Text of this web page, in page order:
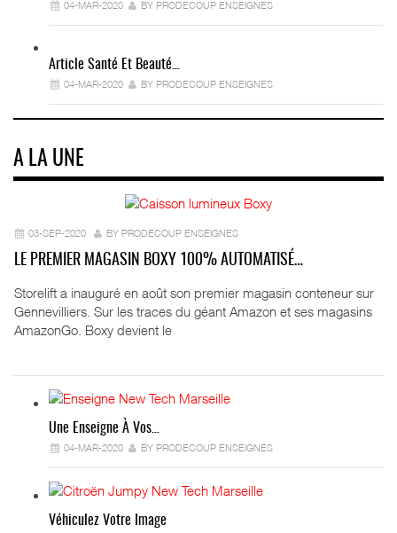
04-MAR-2020 BY PRODECOUP ENSEIGNES
Article Santé Et Beauté…
04-MAR-2020 BY PRODECOUP ENSEIGNES
A LA UNE
03-SEP-2020 BY PRODECOUP ENSEIGNES
LE PREMIER MAGASIN BOXY 100% AUTOMATISÉ…
Storelift a inauguré en août son premier magasin conteneur sur
Gennevilliers. Sur les traces du géant Amazon et ses magasins
AmazonGo. Boxy devient le
Une Enseigne À Vos…
04-MAR-2020 BY PRODECOUP ENSEIGNES
Véhiculez Votre Image